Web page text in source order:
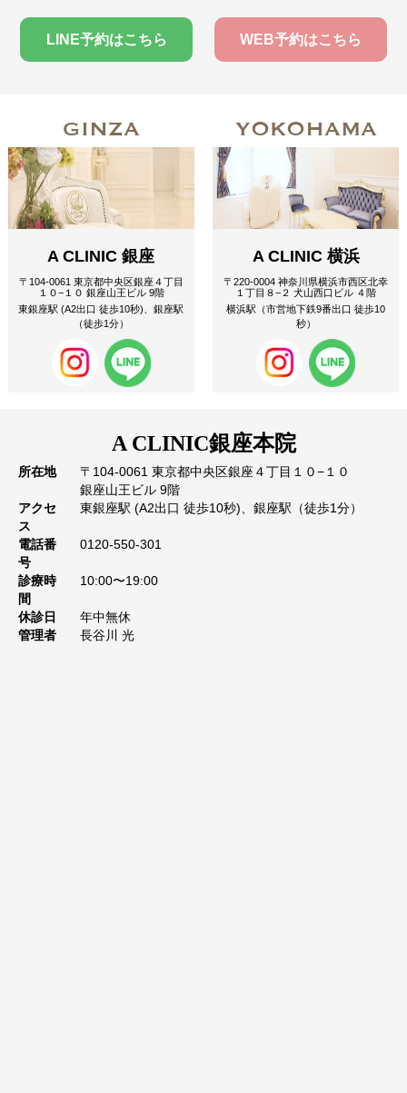
LINE予約はこちら WEB予約はこちら
GINZA
A CLINIC 銀座
〒104-0061 東京都中央区銀座４丁目
１０−１０ 銀座山王ビル 9階
東銀座駅 (A2出口 徒歩10秒)、銀座駅
（徒歩1分）
YOKOHAMA
A CLINIC 横浜
〒220-0004 神奈川県横浜市西区北幸
１丁目８−２ 犬山西口ビル ４階
横浜駅（市営地下鉄9番出口 徒歩10
秒）
A CLINIC銀座本院
所在地
〒104-0061 東京都中央区銀座４丁目１０−１０
銀座山王ビル 9階
アクセ
ス
東銀座駅 (A2出口 徒歩10秒)、銀座駅（徒歩1分）
電話番
号
0120-550-301
診療時
間
10:00〜19:00
休診日
年中無休
管理者
長谷川 光